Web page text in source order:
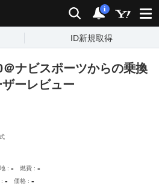
検索 通知
i
ID新規取得
ナビスポーツからの乗換
ーレビュー
- 燃費 -
- 価格 -